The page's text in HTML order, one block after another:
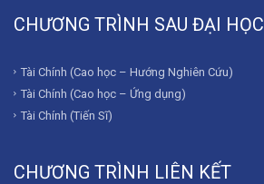
CHƯƠNG TRÌNH SAU ĐẠI HỌC
Tài Chính (Cao học – Hướng Nghiên Cứu)
Tài Chính (Cao học – Ứng dụng)
Tài Chính (Tiến Sĩ)
CHƯƠNG TRÌNH LIÊN KẾT